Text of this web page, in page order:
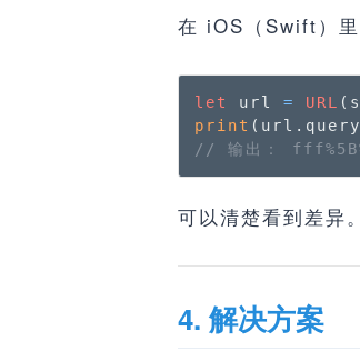
在 iOS（Swift）里
let url = URL
print
// 输出：
可以清楚看到差异。
4. 解决方案